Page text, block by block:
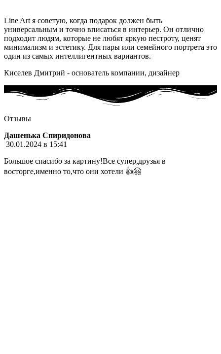
Line Art я советую, когда подарок должен быть
универсальным и точно вписаться в интерьер. Он отлично
подходит людям, которые не любят яркую пестроту, ценят
минимализм и эстетику. Для пары или семейного портрета это
один из самых интеллигентных вариантов.
Киселев Дмитрий - основатель компании, дизайнер
Отзывы
Дашенька Спиридонова
30.01.2024 в 15:41
Большое спасибо за картину!Все супер,друзья в
восторге,именно то,что они хотели 👍🤗